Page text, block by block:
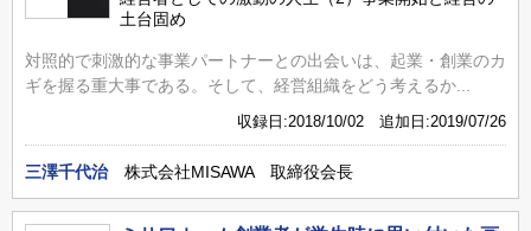
土台固め
対照的で刺激的な事業パートナーとの出会いは、起業・創業のカ
ギを握る重大事である。そして、経営組織をどう考えるか...
収録日:2018/10/02 追加日:2019/07/26
三澤千代治 株式会社MISAWA 取締役会長